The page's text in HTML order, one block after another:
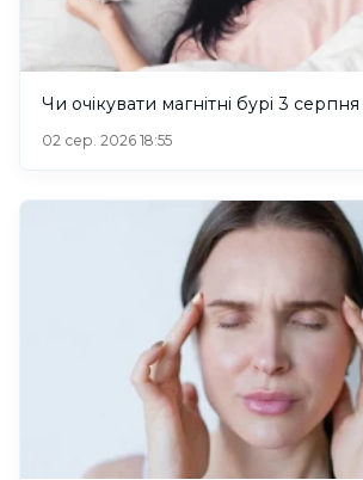
Чи очікувати магнітні бурі 3
02 сер. 2026 18:55